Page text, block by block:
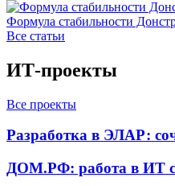
Формула стабильности
Все статьи
ИТ-проекты
Все проекты
Разработка в ЭЛАР:
ДОМ.РФ: работа в ИТ